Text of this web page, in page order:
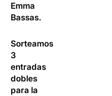
Emma
Bassas.
Sorteamos
3
entradas
dobles
para la